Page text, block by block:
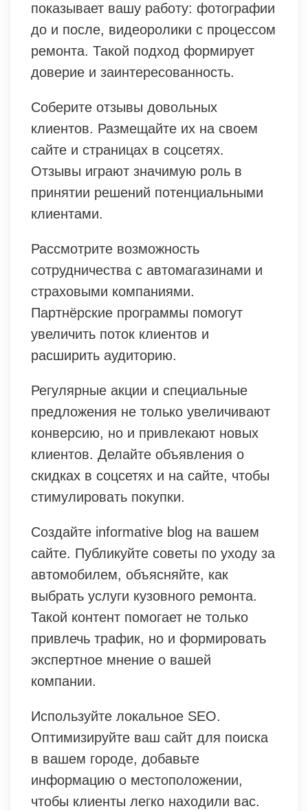
показывает вашу работу: фотографии
до и после, видеоролики с процессом
ремонта. Такой подход формирует
доверие и заинтересованность.
Соберите отзывы довольных
клиентов. Размещайте их на своем
сайте и страницах в соцсетях.
Отзывы играют значимую роль в
принятии решений потенциальными
клиентами.
Рассмотрите возможность
сотрудничества с автомагазинами и
страховыми компаниями.
Партнёрские программы помогут
увеличить поток клиентов и
расширить аудиторию.
Регулярные акции и специальные
предложения не только увеличивают
конверсию, но и привлекают новых
клиентов. Делайте объявления о
скидках в соцсетях и на сайте, чтобы
стимулировать покупки.
Создайте informative blog на вашем
сайте. Публикуйте советы по уходу за
автомобилем, объясняйте, как
выбрать услуги кузовного ремонта.
Такой контент помогает не только
привлечь трафик, но и формировать
экспертное мнение о вашей
компании.
Используйте локальное SEO.
Оптимизируйте ваш сайт для поиска
в вашем городе, добавьте
информацию о местоположении,
чтобы клиенты легко находили вас.